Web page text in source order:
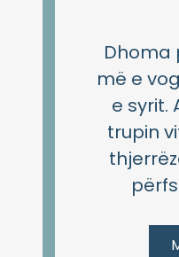
Dhoma
më e
e syrit.
trupin